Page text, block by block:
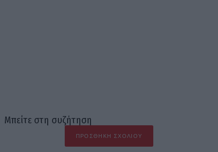
Μπείτε στη συζήτηση
ΠΡΟΣΘΉΚΗ ΣΧΟΛΊΟΥ